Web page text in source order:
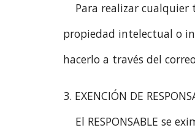
Para realizar cualquier
propiedad intelectual o
hacerlo a través del
3. EXENCIÓN DE
El RESPONSABLE se